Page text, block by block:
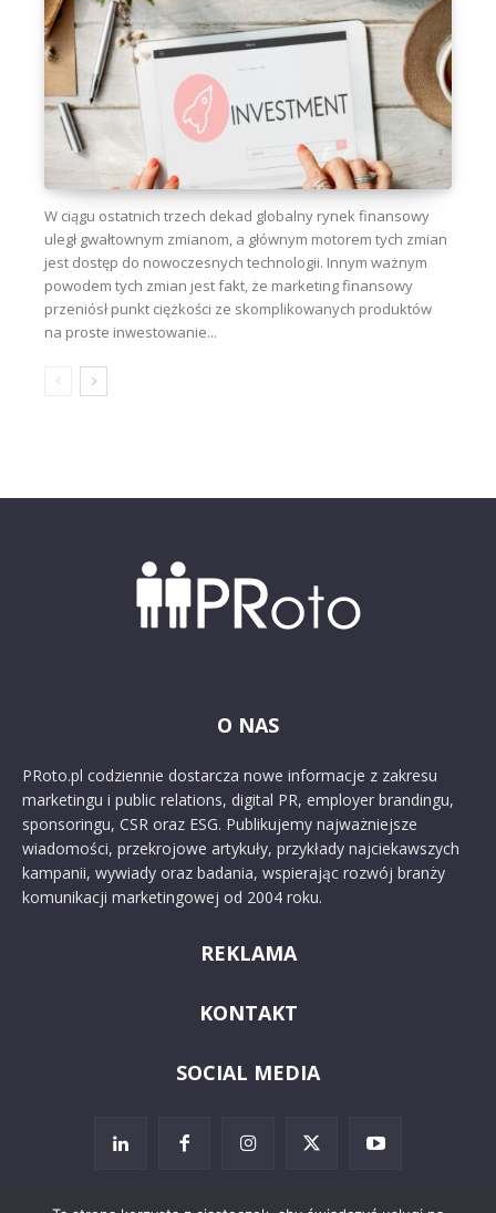
W ciągu ostatnich trzech dekad globalny rynek finansowy
uległ gwałtownym zmianom, a głównym motorem tych zmian
jest dostęp do nowoczesnych technologii. Innym ważnym
powodem tych zmian jest fakt, że marketing finansowy
przeniósł punkt ciężkości ze skomplikowanych produktów
na proste inwestowanie...
O NAS
PRoto.pl codziennie dostarcza nowe informacje z zakresu
marketingu i public relations, digital PR, employer brandingu,
sponsoringu, CSR oraz ESG. Publikujemy najważniejsze
wiadomości, przekrojowe artykuły, przykłady najciekawszych
kampanii, wywiady oraz badania, wspierając rozwój branży
komunikacji marketingowej od 2004 roku.
REKLAMA
KONTAKT
SOCIAL MEDIA